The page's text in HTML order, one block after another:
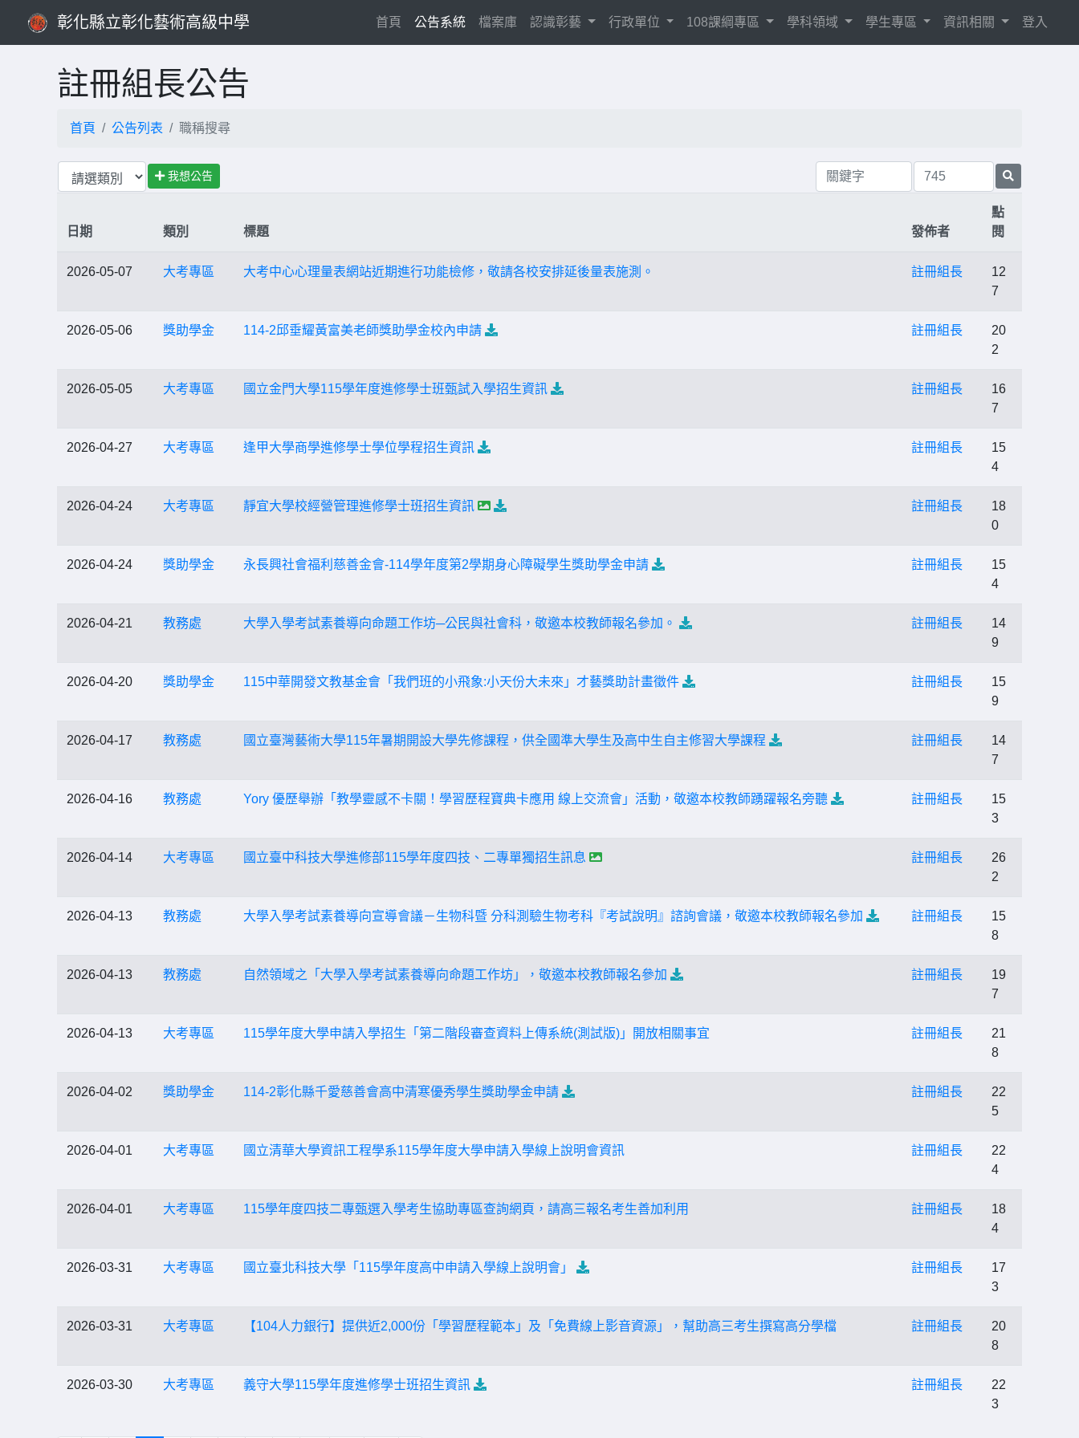
彰化縣立彰化藝術高級中學 首頁(current)
公告系統 檔案庫 認識彰藝 行政單位 108課綱專區 學科領域 學生專區 資訊相關 登入
註冊組長公告
首頁 公告列表 職稱搜尋
我想公告
日期 類別 標題 發佈者
點
閱
2026-05-07 大考專區 大考中心心理量表網站近期進行功能檢修，敬請各校安排延後量表施測。 註冊組長
12
7
2026-05-06 獎助學金 114-2邱垂耀黃富美老師獎助學金校內申請 註冊組長
20
2
2026-05-05 大考專區 國立金門大學115學年度進修學士班甄試入學招生資訊 註冊組長
16
7
2026-04-27 大考專區 逢甲大學商學進修學士學位學程招生資訊 註冊組長
15
4
2026-04-24 大考專區 靜宜大學校經營管理進修學士班招生資訊 註冊組長
18
0
2026-04-24 獎助學金 永長興社會福利慈善金會-114學年度第2學期身心障礙學生獎助學金申請 註冊組長
15
4
2026-04-21 教務處 大學入學考試素養導向命題工作坊─公民與社會科，敬邀本校教師報名參加。 註冊組長
14
9
2026-04-20 獎助學金 115中華開發文教基金會「我們班的小飛象:小天份大未來」才藝獎助計畫徵件 註冊組長
15
9
2026-04-17 教務處 國立臺灣藝術大學115年暑期開設大學先修課程，供全國準大學生及高中生自主修習大學課程 註冊組長
14
7
2026-04-16 教務處 Yory 優歷舉辦「教學靈感不卡關！學習歷程寶典卡應用 線上交流會」活動，敬邀本校教師踴躍報名旁聽 註冊組長
15
3
2026-04-14 大考專區 國立臺中科技大學進修部115學年度四技、二專單獨招生訊息 註冊組長
26
2
2026-04-13 教務處 大學入學考試素養導向宣導會議－生物科暨 分科測驗生物考科『考試說明』諮詢會議，敬邀本校教師報名參加 註冊組長
15
8
2026-04-13 教務處 自然領域之「大學入學考試素養導向命題工作坊」，敬邀本校教師報名參加 註冊組長
19
7
2026-04-13 大考專區 115學年度大學申請入學招生「第二階段審查資料上傳系統(測試版)」開放相關事宜 註冊組長
21
8
2026-04-02 獎助學金 114-2彰化縣千愛慈善會高中清寒優秀學生獎助學金申請 註冊組長
22
5
2026-04-01 大考專區 國立清華大學資訊工程學系115學年度大學申請入學線上說明會資訊 註冊組長
22
4
2026-04-01 大考專區 115學年度四技二專甄選入學考生協助專區查詢網頁，請高三報名考生善加利用 註冊組長
18
4
2026-03-31 大考專區 國立臺北科技大學「115學年度高中申請入學線上說明會」 註冊組長
17
3
2026-03-31 大考專區 【104人力銀行】提供近2,000份「學習歷程範本」及「免費線上影音資源」，幫助高三考生撰寫高分學檔 註冊組長
20
8
2026-03-30 大考專區 義守大學115學年度進修學士班招生資訊 註冊組長
22
3